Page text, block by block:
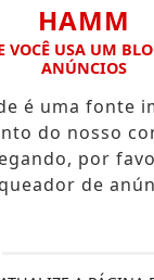
HAMM
VOCÊ USA UM
ANÚNCIOS
é uma fonte
do nosso
por
de